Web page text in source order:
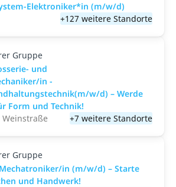
Elektroniker*in (m/w/d)
+127 weitere Standorte
Gruppe
und
in -
w/d) – Werde
Form und Technik!
+7 weitere Standorte
Gruppe
in (m/w/d) – Starte
und Handwerk!